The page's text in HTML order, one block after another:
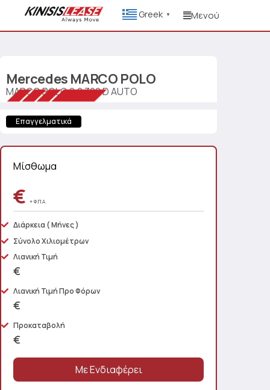
Greek ▼ Μενού
Mercedes MARCO POLO
MARCO POLO 2.0 300 D AUTO
Επαγγελματικά
Μίσθωμα
€ + Φ.Π.Α.
Διάρκεια ( Μήνες )
Σύνολο Χιλιομέτρων
Λιανική Τιμή
€
Λιανική Τιμή Προ Φόρων
€
Προκαταβολή
€